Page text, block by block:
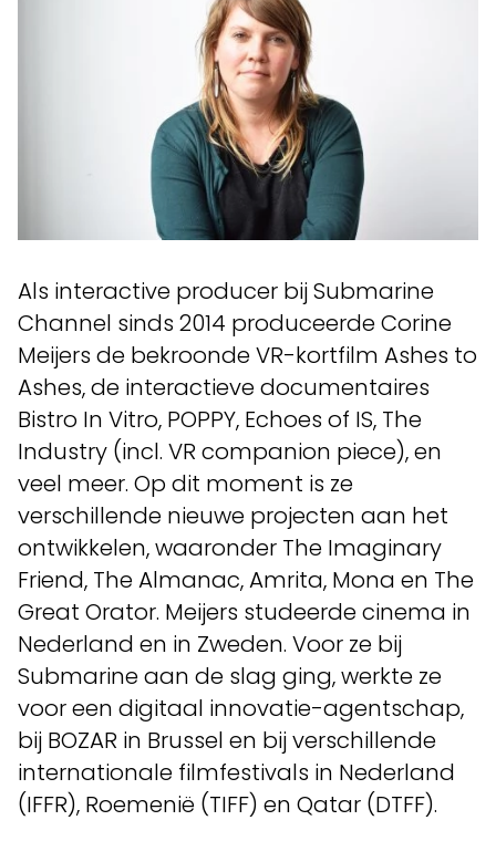
Als interactive producer bij Submarine
Channel sinds 2014 produceerde Corine
Meijers de bekroonde VR-kortfilm Ashes to
Ashes, de interactieve documentaires
Bistro In Vitro, POPPY, Echoes of IS, The
Industry (incl. VR companion piece), en
veel meer. Op dit moment is ze
verschillende nieuwe projecten aan het
ontwikkelen, waaronder The Imaginary
Friend, The Almanac, Amrita, Mona en The
Great Orator. Meijers studeerde cinema in
Nederland en in Zweden. Voor ze bij
Submarine aan de slag ging, werkte ze
voor een digitaal innovatie-agentschap,
bij BOZAR in Brussel en bij verschillende
internationale filmfestivals in Nederland
(IFFR), Roemenië (TIFF) en Qatar (DTFF).